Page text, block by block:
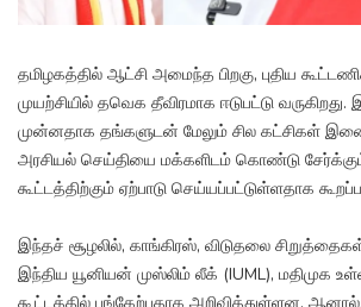
தமிழகத்தில் ஆட்சி அமைந்த பிறகு, புதிய
முயற்சியில் தவெக தீவிரமாக ஈடுபட்டு
முன்னதாக தங்களுடன் மேலும் சில கட்சிகள்
அரசியல் செய்தியை மக்களிடம் கொண்டு
கூட்டத்திற்கும் ஏற்பாடு செய்யப்பட்டுள்ளதாக
இந்தச் சூழலில், காங்கிரஸ், விடுதலை சிறுத்தைகள்
இந்திய யூனியன் முஸ்லிம் லீக் (IUML), மதிமுக